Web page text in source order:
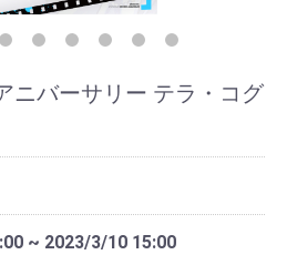
ニバーサリー テラ・コグ
~ 2023/3/10 15:00